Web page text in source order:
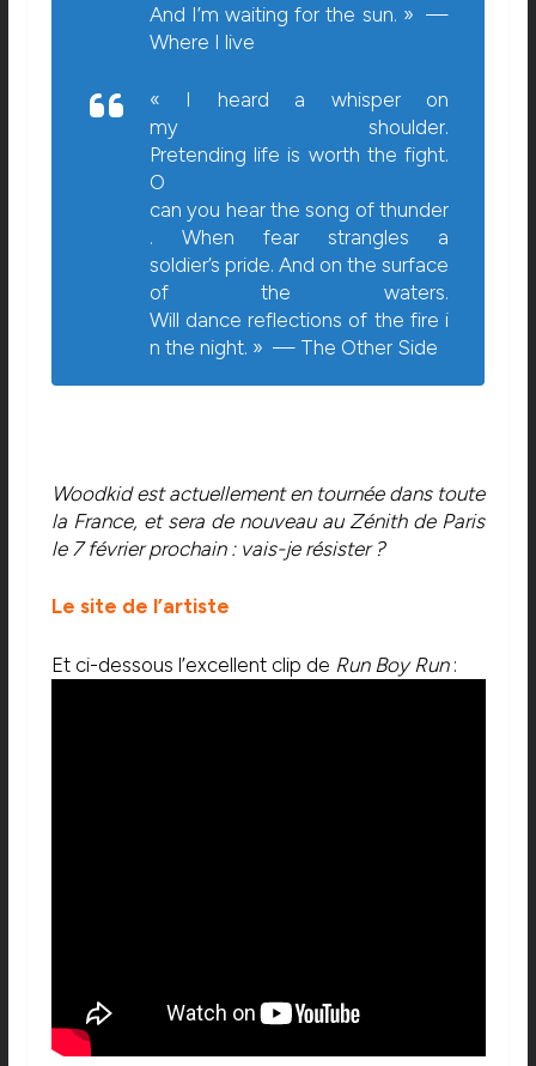
And I’m waiting for the sun. » —
Where I live
« I heard a whisper on
my shoulder.
Pretending life is worth the fight.
O
can you hear the song of thunder
. When fear strangles a
soldier’s pride. And on the surface
of the waters.
Will dance reflections of the fire i
n the night. » — The Other Side
Woodkid est actuellement en tournée dans toute
la France, et sera de nouveau au Zénith de Paris
le 7 février prochain : vais-je résister ?
Le site de l’artiste
Et ci-dessous l’excellent clip de Run Boy Run: